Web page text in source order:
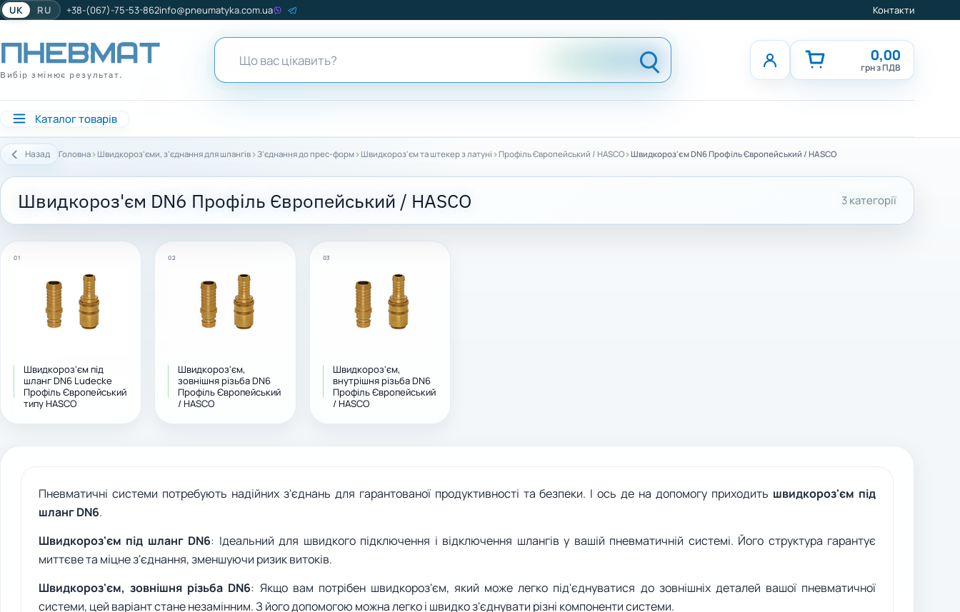
UK RU +38-(067)-75-53-862info@pneumatyka.com.ua Контакти
Вибір змінює результат.
0,00
грн з ПДВ
Каталог товарів
Назад Головна › Швидкороз'єми, з'єднання для шлангів ›З'єднання до прес-форм ›Швидкороз'єм та штекер з латуні ›Профіль Європейський / HASCO ›Швидкороз'єм DN6 Профіль Європейський / HASCO
Швидкороз'єм DN6 Профіль Європейський / HASCO 3 категорії
01
Швидкороз'єм під
шланг DN6 Ludecke
Профіль Європейський
типу HASCO
02
Швидкороз'єм,
зовнішня різьба DN6
Профіль Європейський
/ HASCO
03
Швидкороз'єм,
внутрішня різьба DN6
Профіль Європейський
/ HASCO
Пневматичні системи потребують надійних з'єднань для гарантованої продуктивності та безпеки. І ось де на допомогу приходить швидкороз'єм під
шланг DN6.
Швидкороз'єм під шланг DN6: Ідеальний для швидкого підключення і відключення шлангів у вашій пневматичній системі. Його структура гарантує
миттєве та міцне з'єднання, зменшуючи ризик витоків.
Швидкороз'єм, зовнішня різьба DN6: Якщо вам потрібен швидкороз'єм, який може легко під'єднуватися до зовнішніх деталей вашої пневматичної
системи, цей варіант стане незамінним. З його допомогою можна легко і швидко з'єднувати різні компоненти системи.